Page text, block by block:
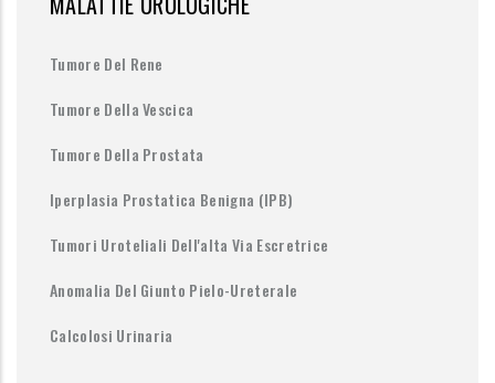
Tumore Del Rene
Tumore Della Vescica
Tumore Della Prostata
Iperplasia Prostatica Benigna (IPB)
Tumori Uroteliali Dell'alta Via Escretrice
Anomalia Del Giunto Pielo-Ureterale
Calcolosi Urinaria